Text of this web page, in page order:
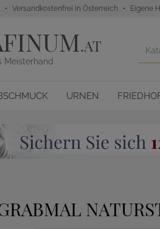
Versandkostenfrei in Österreich Eigene
.AT
Meisterhand
URNEN